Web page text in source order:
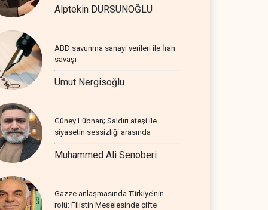
Alptekin DURSUNOĞLU
ABD savunma sanayi verileri ile İran
savaşı
Umut Nergisoğlu
Güney Lübnan; Saldırı ateşi ile
siyasetin sessizliği arasında
Muhammed Ali Senoberi
Gazze anlaşmasında Türkiye’nin
rolü: Filistin Meselesinde çifte